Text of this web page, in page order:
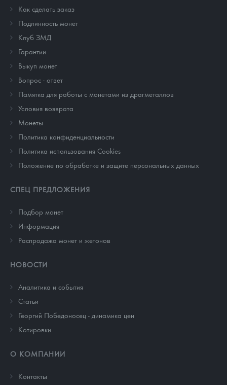
Как сделать заказ
Подлинность монет
Клуб ЗМД
Гарантии
Выкуп монет
Вопрос - ответ
Памятка для работы с монетами из драгметаллов
Условия возврата
Монеты
Политика конфиденциальности
Политика использования Cookies
Положение по обработке и защите персональных данных
СПЕЦ ПРЕДЛОЖЕНИЯ
Подбор монет
Информация
Распродажа монет и жетонов
НОВОСТИ
Аналитика и события
Cтатьи
Георгий Победоносец - динамика цен
Котировки
О КОМПАНИИ
Контакты